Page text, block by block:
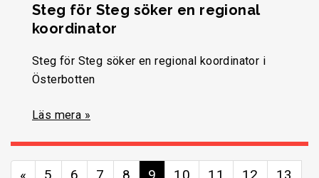
Steg för Steg söker en regional
koordinator
Steg för Steg söker en regional koordinator i
Österbotten
Läs mera »
« 5 6 7 8 9 10 11 12
13